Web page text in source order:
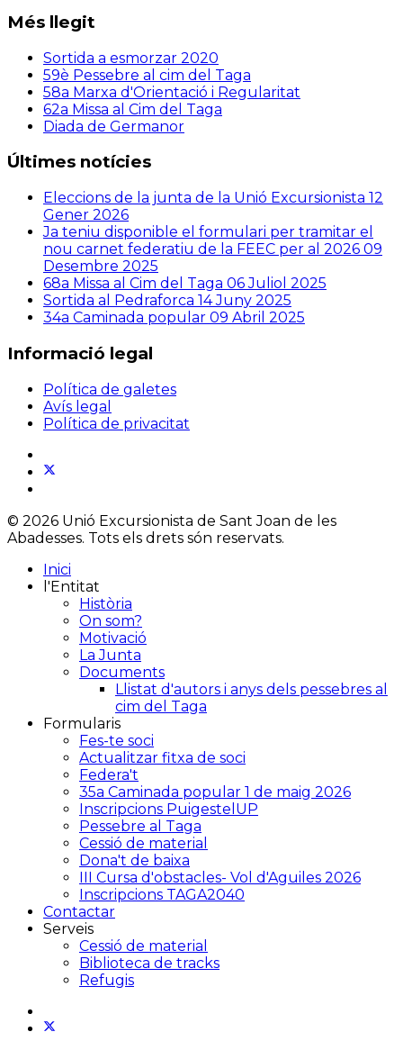
Més llegit
Sortida a esmorzar 2020
59è Pessebre al cim del Taga
58a Marxa d'Orientació i Regularitat
62a Missa al Cim del Taga
Diada de Germanor
Últimes notícies
Eleccions de la junta de la Unió Excursionista 12
Gener 2026
Ja teniu disponible el formulari per tramitar el
nou carnet federatiu de la FEEC per al 2026 09
Desembre 2025
68a Missa al Cim del Taga 06 Juliol 2025
Sortida al Pedraforca 14 Juny 2025
34a Caminada popular 09 Abril 2025
Informació legal
Política de galetes
Avís legal
Política de privacitat
© 2026 Unió Excursionista de Sant Joan de les
Abadesses. Tots els drets són reservats.
Inici
l'Entitat
Història
On som?
Motivació
La Junta
Documents
Llistat d'autors i anys dels pessebres al
cim del Taga
Formularis
Fes-te soci
Actualitzar fitxa de soci
Federa't
35a Caminada popular 1 de maig 2026
Inscripcions PuigestelUP
Pessebre al Taga
Cessió de material
Dona't de baixa
III Cursa d'obstacles- Vol d'Aguiles 2026
Inscripcions TAGA2040
Contactar
Serveis
Cessió de material
Biblioteca de tracks
Refugis